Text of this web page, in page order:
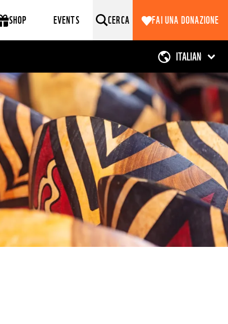
SHOP EVENTS CERCA FAI UNA DONAZIONE